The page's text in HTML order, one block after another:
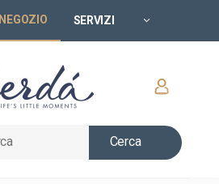
NEGOZIO SERVIZI
Cerca